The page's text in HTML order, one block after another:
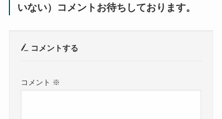
いない）コメントお待ちしております。
コメントする
コメント ※